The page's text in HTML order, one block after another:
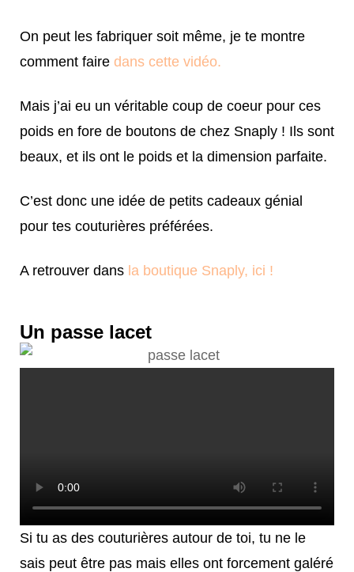
On peut les fabriquer soit même, je te montre
comment faire dans cette vidéo.
Mais j’ai eu un véritable coup de coeur pour ces
poids en fore de boutons de chez Snaply ! Ils sont
beaux, et ils ont le poids et la dimension parfaite.
C’est donc une idée de petits cadeaux génial
pour tes couturières préférées.
A retrouver dans la boutique Snaply, ici !
Un passe lacet
Si tu as des couturières autour de toi, tu ne le
sais peut être pas mais elles ont forcement galéré